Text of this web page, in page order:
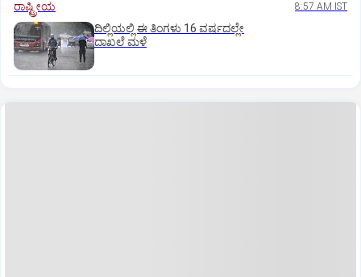
ರಾಷ್ಟ್ರೀಯ 8:57 AM IST
ದಿಲ್ಲಿಯಲ್ಲಿ ಈ ತಿಂಗಳು 16 ವರ್ಷದಲ್ಲೇ
ದಾಖಲೆ ಮಳೆ